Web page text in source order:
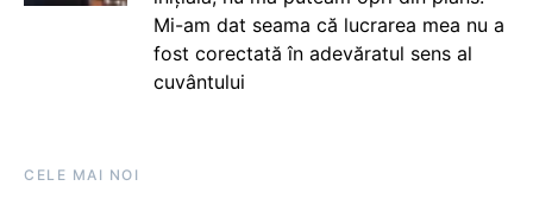
Mi-am dat seama că lucrarea mea nu a
fost corectată în adevăratul sens al
cuvântului
CELE MAI NOI